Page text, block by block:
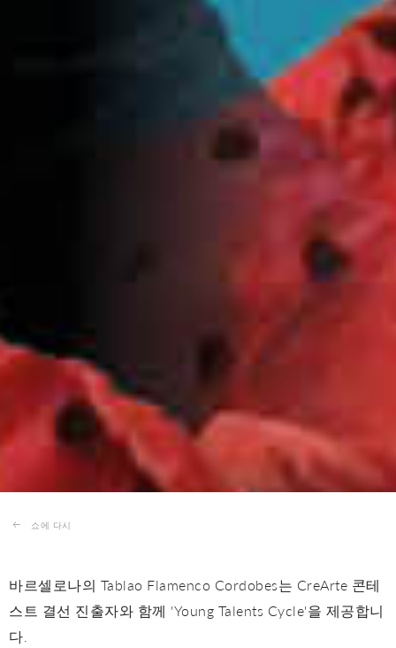
쇼에 다시
바르셀로나의 Tablao Flamenco Cordobes는 CreArte 콘테
스트 결선 진출자와 함께 'Young Talents Cycle'을 제공합니
다.